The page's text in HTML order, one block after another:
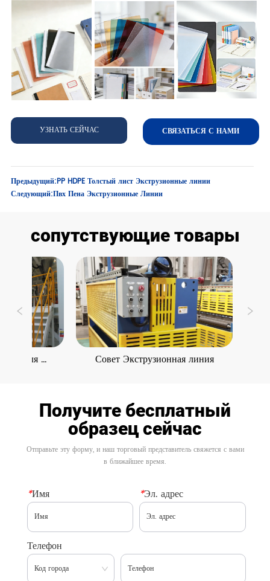
УЗНАТЬ СЕЙЧАС СВЯЗАТЬСЯ С НАМИ
Предыдущий:PP HDPE Толстый лист Экструзионные линии
Следующий:Пвх Пена Экструзионные Линии
сопутствующие товары
Совет Экструзионная линия
Получите бесплатный
образец сейчас
Отправьте эту форму, и наш торговый представитель свяжется с вами
в ближайшее время.
*Имя *Эл. адрес
Телефон